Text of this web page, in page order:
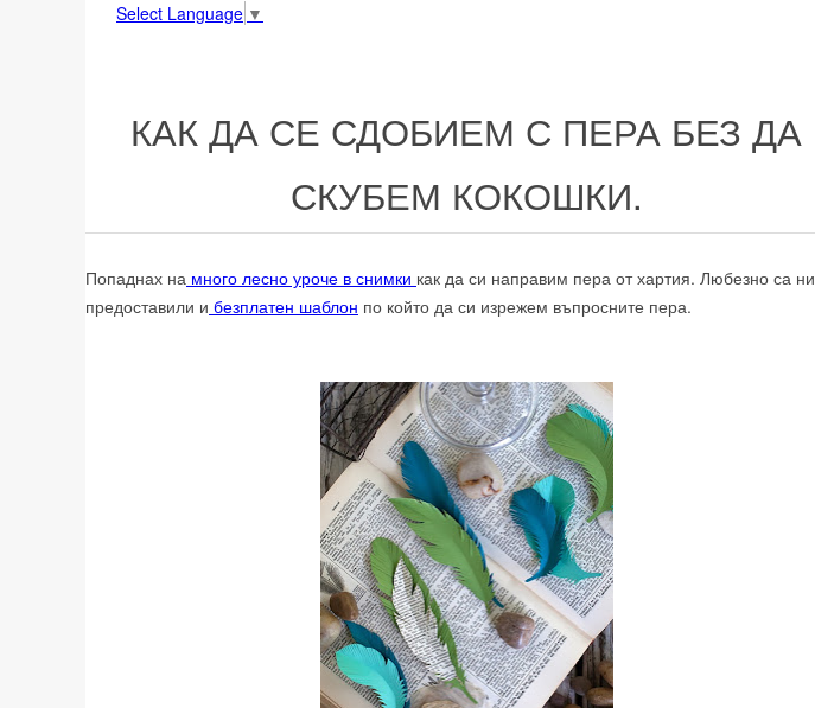
Select Language ▼
КАК ДА СЕ СДОБИЕМ С ПЕРА БЕЗ ДА
СКУБЕМ КОКОШКИ.
Попаднах на много лесно уроче в снимки как да си направим пера от хартия. Любезно са ни
предоставили и безплатен шаблон по който да си изрежем въпросните пера.